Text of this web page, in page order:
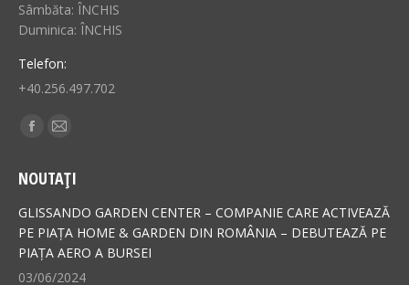
Sâmbăta: ÎNCHIS
Duminica: ÎNCHIS
Telefon:
+40.256.497.702
Find us on:
Facebook
opens
in
new
window
Mail
opens
in
new
window
NOUTAȚI
GLISSANDO GARDEN CENTER – COMPANIE CARE ACTIVEAZĂ
PE PIAȚA HOME & GARDEN DIN ROMÂNIA – DEBUTEAZĂ PE
PIAȚA AERO A BURSEI
03/06/2024